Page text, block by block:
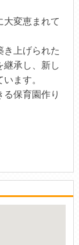
大変恵まれて
き上げられた
継承し、新し
ます。
保育園作り